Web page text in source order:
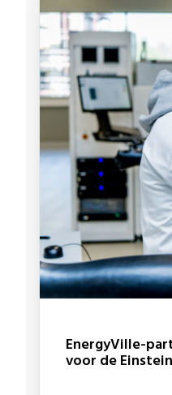
EnergyVille-partners starten grootschalig onderzoek naar duurzame energie
voor de